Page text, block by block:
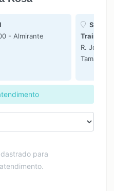
- Almirante
Studio
Trainer
R. José
para